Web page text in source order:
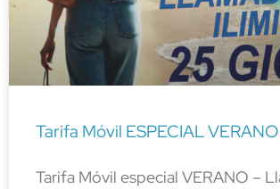
Tarifa Móvil ESPECIAL
Tarifa Móvil especial VERANO –